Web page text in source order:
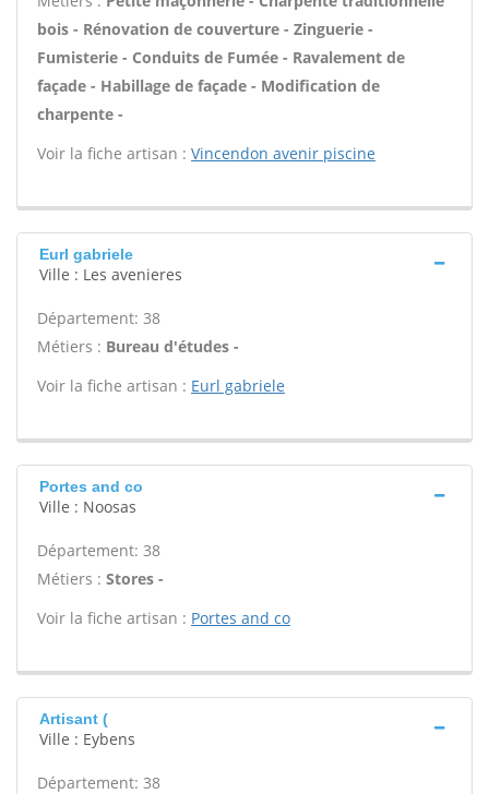
bois - Rénovation de couverture - Zinguerie -
Fumisterie - Conduits de Fumée - Ravalement de
façade - Habillage de façade - Modification de
charpente -
Voir la fiche artisan : Vincendon avenir piscine
Eurl gabriele
Ville : Les avenieres
Département: 38
Métiers : Bureau d'études -
Voir la fiche artisan : Eurl gabriele
Portes and co
Ville : Noosas
Département: 38
Métiers : Stores -
Voir la fiche artisan : Portes and co
Artisant (
Ville : Eybens
Département: 38